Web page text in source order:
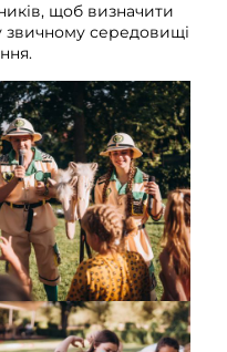
щоб визначити
звичному середовищі